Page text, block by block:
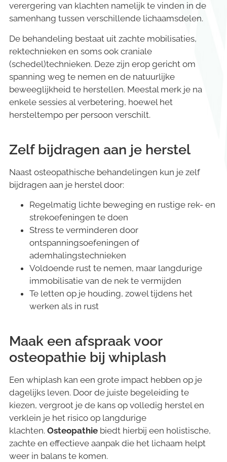
verergering van klachten namelijk te vinden in de
samenhang tussen verschillende lichaamsdelen.
De behandeling bestaat uit zachte mobilisaties,
rektechnieken en soms ook craniale
(schedel)technieken. Deze zijn erop gericht om
spanning weg te nemen en de natuurlijke
beweeglijkheid te herstellen. Meestal merk je na
enkele sessies al verbetering, hoewel het
hersteltempo per persoon verschilt.
Zelf bijdragen aan je herstel
Naast osteopathische behandelingen kun je zelf
bijdragen aan je herstel door:
Regelmatig lichte beweging en rustige rek- en
strekoefeningen te doen
Stress te verminderen door
ontspanningsoefeningen of
ademhalingstechnieken
Voldoende rust te nemen, maar langdurige
immobilisatie van de nek te vermijden
Te letten op je houding, zowel tijdens het
werken als in rust
Maak een afspraak voor
osteopathie bij whiplash
Een whiplash kan een grote impact hebben op je
dagelijks leven. Door de juiste begeleiding te
kiezen, vergroot je de kans op volledig herstel en
verklein je het risico op langdurige
klachten. Osteopathie biedt hierbij een holistische,
zachte en effectieve aanpak die het lichaam helpt
weer in balans te komen.